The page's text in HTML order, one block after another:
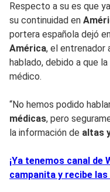
Respecto a su es que
su continuidad en
portera española dejó
América, el entrenador
hablado, debido a que
médico.
“No hemos podido
médicas, pero
la información de altas
¡Ya tenemos canal de
campanita y recibe